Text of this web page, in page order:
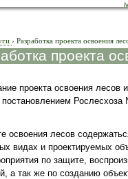
› Разработка проекта освоения
проекта
проекта освоения лесов
освоения лесов
видах и проектируемых
по защите,
а так же по созданию